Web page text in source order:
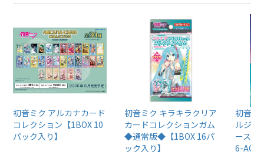
初音ミク アルカナカード
コレクション【1BOX 10
パック入り】
初音ミク キラキラクリア
カードコレクションガム
◆通常版◆【1BOX 16パ
ック入り】
初音ミ
ルジグ
ース【
6-AC80